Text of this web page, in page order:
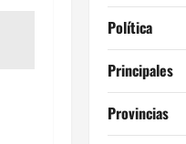
Política
Principales
Provincias